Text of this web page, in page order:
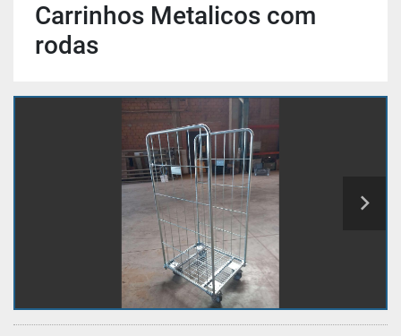
Carrinhos Metalicos com
rodas